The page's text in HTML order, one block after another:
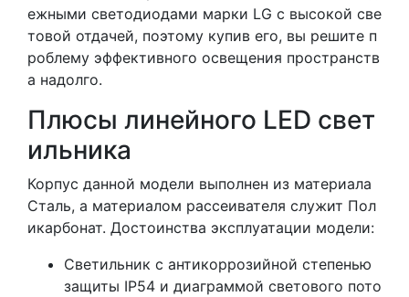
ежными светодиодами марки LG с высокой све
товой отдачей, поэтому купив его, вы решите п
роблему эффективного освещения пространств
а надолго.
Плюсы линейного LED свет
ильника
Корпус данной модели выполнен из материала
Сталь, а материалом рассеивателя служит Пол
икарбонат. Достоинства эксплуатации модели:
Светильник с антикоррозийной степенью
защиты IP54 и диаграммой светового пото